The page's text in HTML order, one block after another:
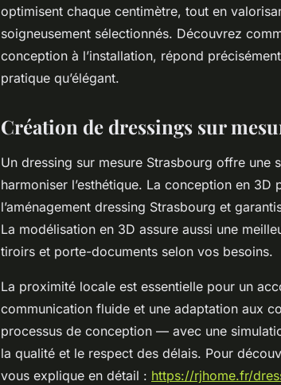
optimisent chaque centimètre, tout en
soigneusement sélectionnés. Découvrez
conception à l’installation, répond
pratique qu’élégant.
Création de dressings sur
Un dressing sur mesure Strasbourg offre une
harmoniser l’esthétique. La conception en
l’aménagement dressing Strasbourg et
La modélisation en 3D assure aussi une
tiroirs et porte-documents selon vos besoins.
La proximité locale est essentielle pour un
communication fluide et une adaptation aux
processus de conception — avec une
la qualité et le respect des délais. Pour
vous explique en détail : https://rjhome.fr/